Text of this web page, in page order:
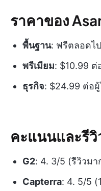
ราคาของ
พื้นฐาน: ฟรีตลอดไป
พรีเมียม: $10.99 ต่
ธุรกิจ: $24.99 ต่อ
คะแนนและรี
G2: 4. 3/5 (รีวิวม
Capterra: 4. 5/5